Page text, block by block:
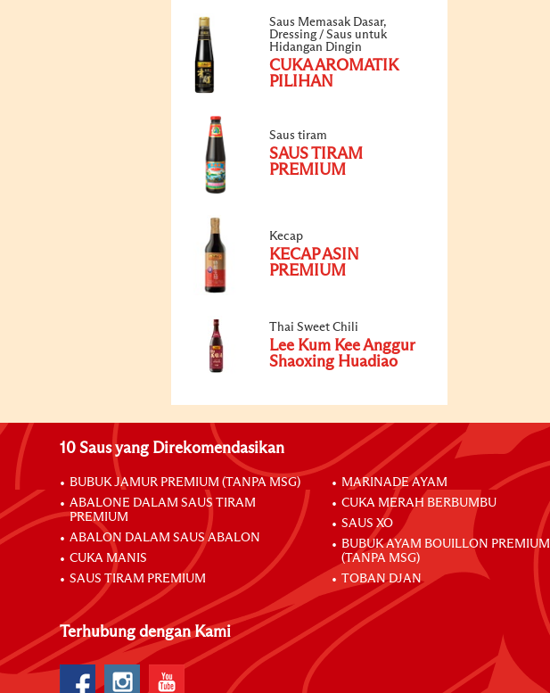
Saus Memasak Dasar,
Dressing / Saus untuk
Hidangan Dingin
CUKA AROMATIK
PILIHAN
Saus tiram
SAUS TIRAM
PREMIUM
Kecap
KECAP ASIN
PREMIUM
Thai Sweet Chili
Lee Kum Kee Anggur
Shaoxing Huadiao
10 Saus yang Direkomendasikan
BUBUK JAMUR PREMIUM (TANPA MSG)
ABALONE DALAM SAUS TIRAM
PREMIUM
ABALON DALAM SAUS ABALON
CUKA MANIS
SAUS TIRAM PREMIUM
MARINADE AYAM
CUKA MERAH BERBUMBU
SAUS XO
BUBUK AYAM BOUILLON PREMIUM
(TANPA MSG)
TOBAN DJAN
Terhubung dengan Kami